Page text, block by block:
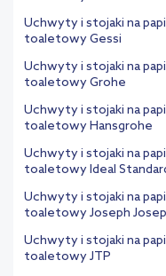
Uchwyty i stojaki na
toaletowy Gessi
Uchwyty i stojaki na
toaletowy Grohe
Uchwyty i stojaki na
toaletowy Hansgrohe
Uchwyty i stojaki na
toaletowy Ideal
Uchwyty i stojaki na
toaletowy Joseph
Uchwyty i stojaki na
toaletowy JTP